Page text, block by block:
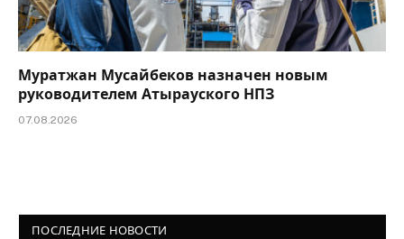
Муратжан Мусайбеков назначен новым
руководителем Атырауского НПЗ
07.08.2026
ПОСЛЕДНИЕ НОВОСТИ